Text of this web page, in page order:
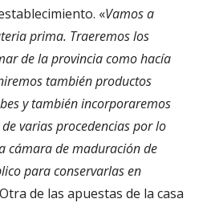
«Vamos a
prima. Traeremos los
de la provincia como hacía
también productos
y también incorporaremos
varias procedencias por lo
cámara de maduración de
para conservarlas en
de las apuestas de la casa